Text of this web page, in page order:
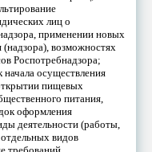
лиц о
применении новых
возможностях
Роспотребнадзора;
осуществления
пищевых
питания,
оформления
деятельности (работы,
видов